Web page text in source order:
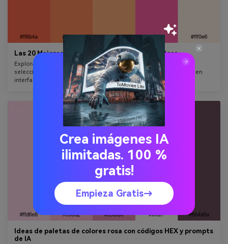
Las 20 Mejores Paletas de Colores Naranja y Rosa
Explora una paleta de colores Naranja Rosa con 20 esquemas
seleccionados, 100 códigos HEX y prompts de IA listos para usar en
interfaces, carteles, invitaciones, branding y más.
Ideas de paletas de colores rosa con códigos HEX y prompts
de IA
Crea imágenes IA
ilimitadas. 100 %
gratis!
Empieza Gratis→